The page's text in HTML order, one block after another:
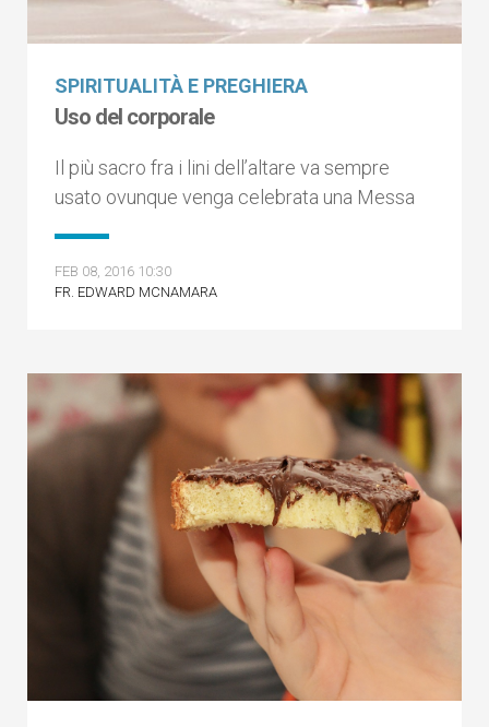
SPIRITUALITÀ E PREGHIERA
Uso del corporale
Il più sacro fra i lini dell’altare va sempre
usato ovunque venga celebrata una Messa
FEB 08, 2016 10:30
FR. EDWARD MCNAMARA